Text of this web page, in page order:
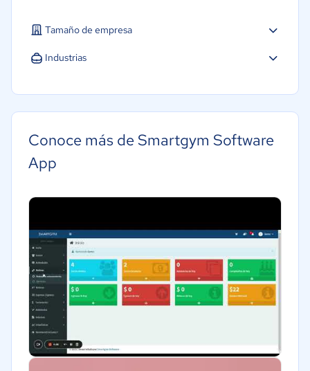
Tamaño de empresa
Micro: 1 a 9 trabajadores
Industrias
Conoce más de Smartgym Software
App